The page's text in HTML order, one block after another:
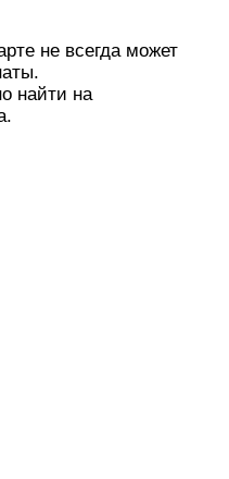
не всегда может
найти на